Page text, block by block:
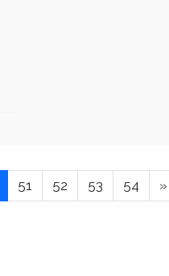
51 52 53 54 »